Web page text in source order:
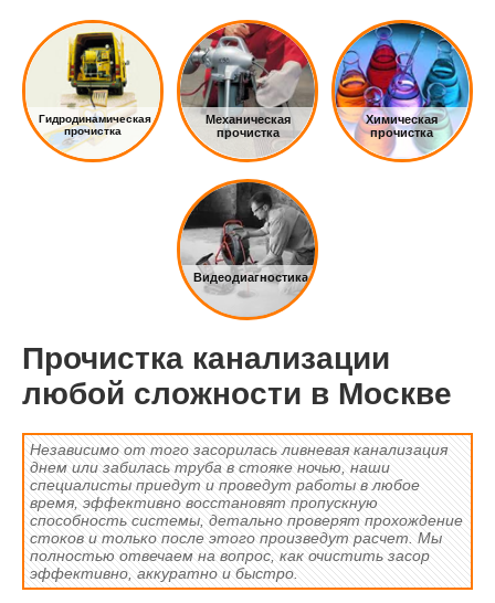
Гидродинамическая
прочистка
Механическая
прочистка
Химическая
прочистка
Видеодиагностика
Прочистка канализации
любой сложности в Москве
Независимо от того засорилась ливневая канализация
днем или забилась труба в стояке ночью, наши
специалисты приедут и проведут работы в любое
время, эффективно восстановят пропускную
способность системы, детально проверят прохождение
стоков и только после этого произведут расчет. Мы
полностью отвечаем на вопрос, как очистить засор
эффективно, аккуратно и быстро.